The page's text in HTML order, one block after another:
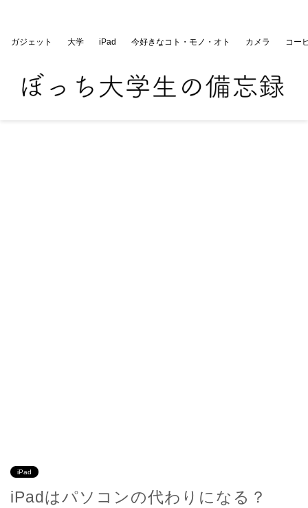
ガジェット 大学 iPad 今好きなコト・モノ・オト カメラ コー
iPad
iPadはパソコンの代わりになる？